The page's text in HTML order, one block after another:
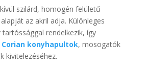
szilárd, homogén felületű
az akril adja. Különleges
rendelkezik, így
Corian konyhapultok, mosogatók
kivitelezéséhez.